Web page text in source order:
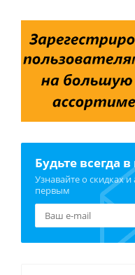
Будьте всегда в
Узнавайте о скидках и
первым